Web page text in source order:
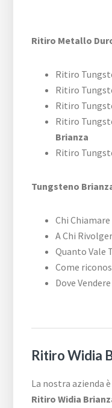
Ritiro Metallo
Ritiro
Ritiro
Ritiro
Ritiro
Brianza
Ritiro
Tungsteno
Chi
A Chi
Quanto Vale
Come
Dove
Ritiro Widia
La nostra azienda
Ritiro Widia